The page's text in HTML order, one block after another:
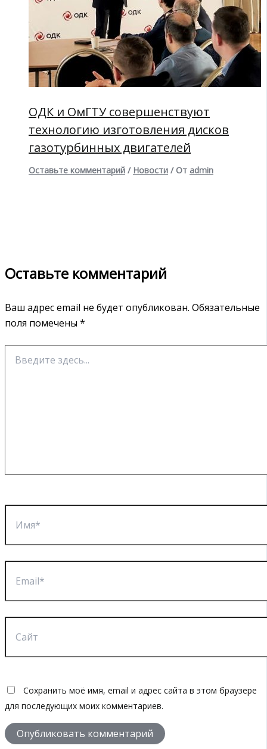
ОДК и ОмГТУ совершенствуют
технологию изготовления дисков
газотурбинных двигателей
Оставьте комментарий / Новости / От admin
Оставьте комментарий
Ваш адрес email не будет опубликован. Обязательные
поля помечены *
здесь...
Сохранить моё имя, email и адрес сайта в этом браузере
для последующих моих комментариев.